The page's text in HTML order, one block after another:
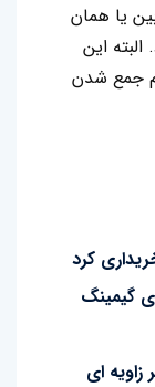
یا همان
این
جمع شدن
گیمینگ
ای